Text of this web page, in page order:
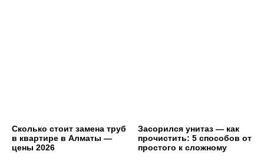
Сколько стоит замена труб
в квартире в Алматы —
цены 2026
Засорился унитаз — как
прочистить: 5 способов от
простого к сложному